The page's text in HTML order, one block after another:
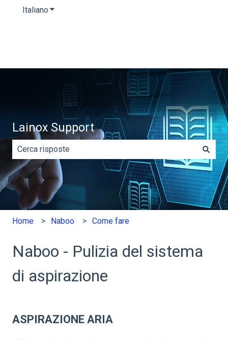
Italiano Mostra sottomenu per le traduzioni
Lainox Support
Non sono presenti suggerimenti perché il campo di
Home Naboo Come fare
Naboo - Pulizia del sistema
di aspirazione
ASPIRAZIONE ARIA